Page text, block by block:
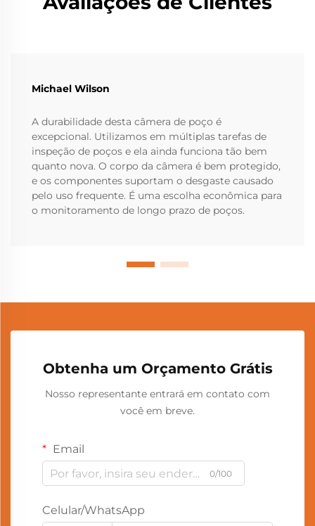
Michael Wilson
A durabilidade desta câmera de poço é
excepcional. Utilizamos em múltiplas tarefas de
inspeção de poços e ela ainda funciona tão bem
quanto nova. O corpo da câmera é bem protegido,
e os componentes suportam o desgaste causado
pelo uso frequente. É uma escolha econômica para
o monitoramento de longo prazo de poços.
Obtenha um Orçamento Grátis
Nosso representante entrará em contato com
você em breve.
Email
0/100
Celular/WhatsApp